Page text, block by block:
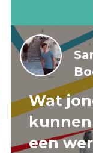
Wat
een